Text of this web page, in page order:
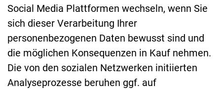
Social Media Plattformen wechseln, wenn Sie
sich dieser Verarbeitung Ihrer
personenbezogenen Daten bewusst sind und
die möglichen Konsequenzen in Kauf nehmen.
Die von den sozialen Netzwerken initiierten
Analyseprozesse beruhen ggf. auf